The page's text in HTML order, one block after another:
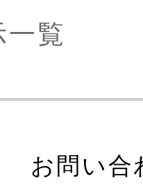
一覧
お問い合